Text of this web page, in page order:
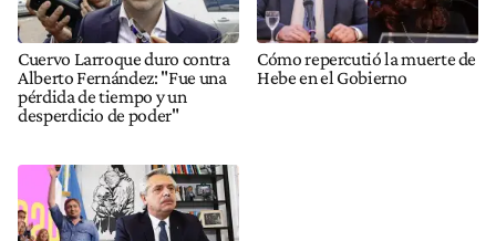
Cuervo Larroque duro contra
Alberto Fernández: "Fue una
pérdida de tiempo y un
desperdicio de poder"
Cómo repercutió la muerte de
Hebe en el Gobierno